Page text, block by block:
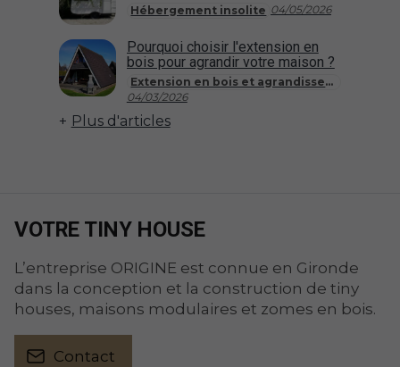
Hébergement insolite 04/05/2026
Extension en bois et agrandissement de maison
04/03/2026
Pourquoi choisir l'extension en
bois pour agrandir votre maison ?
Plus d'articles
VOTRE TINY HOUSE
L’entreprise ORIGINE est connue en Gironde
dans la conception et la construction de tiny
houses, maisons modulaires et zomes en bois.
Contact